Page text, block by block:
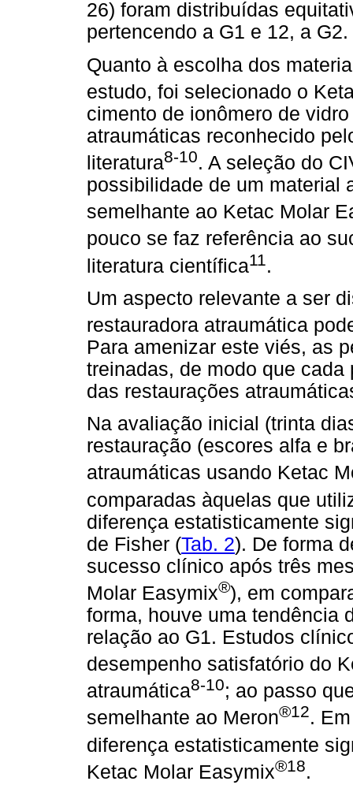
26) foram distribuídas
pertencendo a G1 e 12, a G2.
Quanto à escolha dos
estudo, foi selecionado o
cimento de ionômero de
atraumáticas reconhecido
literatura8-10. A seleção do
possibilidade de um material
semelhante ao Ketac Molar
pouco se faz referência ao
literatura científica11 .
Um aspecto relevante a ser
restauradora atraumática
Para amenizar este viés, as
treinadas, de modo que
das restaurações
Na avaliação inicial (trinta
restauração (escores alfa e
atraumáticas usando Ketac
comparadas àquelas que
diferença estatisticamente
de Fisher (Tab. 2). De forma
sucesso clínico após três
Molar Easymix®), em
forma, houve uma tendência
relação ao G1. Estudos
desempenho satisfatório do
atraumática8-10; ao passo
semelhante ao Meron®12.
diferença estatisticamente
Ketac Molar Easymix®18.